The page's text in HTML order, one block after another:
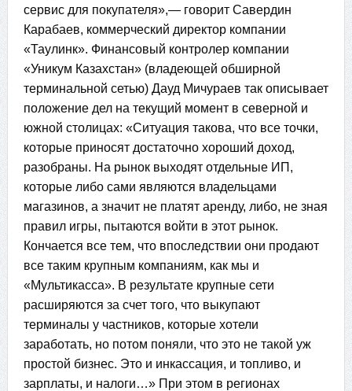
сервис для покупателя»,— говорит Савердин
Карабаев, коммерческий директор компании
«Таулинк». Финансовый контролер компании
«Уникум Казахстан» (владеющей обширной
терминальной сетью) Дауд Мичураев так описывает
положение дел на текущий момент в северной и
южной столицах: «Ситуация такова, что все точки,
которые приносят достаточно хороший доход,
разобраны. На рынок выходят отдельные ИП,
которые либо сами являются владельцами
магазинов, а значит не платят аренду, либо, не зная
правил игры, пытаются войти в этот рынок.
Кончается все тем, что впоследствии они продают
все таким крупным компаниям, как мы и
«Мультикасса». В результате крупные сети
расширяются за счет того, что выкупают
терминалы у частников, которые хотели
заработать, но потом поняли, что это не такой уж
простой бизнес. Это и инкассация, и топливо, и
зарплаты, и налоги…» При этом в регионах